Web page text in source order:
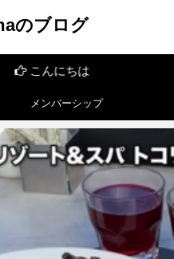
のブログ
メンバーシップ